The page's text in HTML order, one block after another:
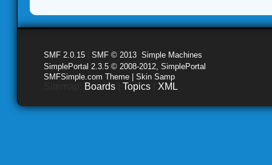
SMF 2.0.15 SMF © 2013 Simple Machines
SimplePortal 2.3.5 © 2008-2012, SimplePortal
SMFSimple.com Theme | Skin Samp
Boards Topics XML